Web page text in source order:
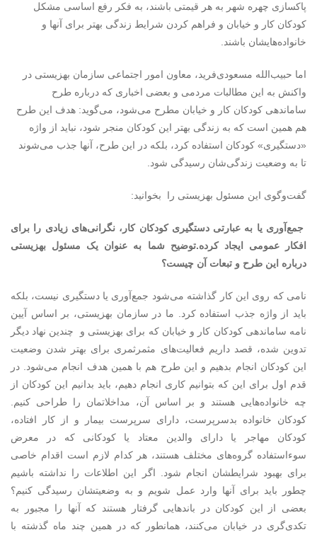
پاکسازی چهره شهر به هر قیمتی باشند، به فکر رفع اساسی مشکل
کودکان کار و خیابان و فراهم کردن شرایط زندگی بهتر برای آنها و
خانواده‌هایشان باشند.
اما حبیب‌الله مسعودی‌فرید، معاون امور اجتماعی سازمان بهزیستی در
واکنش به این مطالبات مردمی و بعضی اخباری که درباره طرح
ساماندهی کودکان کار و خیابان مطرح می‌شود، می‌گوید: هدف این طرح
هم همین است که به زندگی بهتر این کودکان منجر شود، نباید از واژه
«دستگیری» کودکان استفاده کرد، بلکه در این طرح، آنها جذب می‌شوند
تا به وضعیت زندگی‌شان رسیدگی شود.
گفت‌وگوی این مسئول بهزیستی را بخوانید:
جمع‌آوری یا به عبارتی دستگیری کودکان کار، نگرانی‌های زیادی را برای
افکار عمومی ایجاد کرده.توضیح شما به عنوان یک مسئول بهزیستی
درباره این طرح و تبعات آن چیست؟
نامی که روی این کار گذاشته می‌شود جمع‌آوری یا دستگیری نیست، بلکه
باید از واژه جذب استفاده کرد. ما در سازمان بهزیستی، بر اساس آیین
نامه ساماندهی کودکان کار و خیابان که برای بهزیستی و چندین نهاد دیگر
تدوین شده، قصد داریم فعالیت‌های مثمرثمری برای بهتر شدن وضعیت
این کودکان انجام بدهیم و این طرح هم با همین هدف انجام می‌شود. در
قدم اول برای این که بتوانیم کاری انجام دهیم، باید بدانیم این کودکان از
چه خانواده‌هایی هستند و بر اساس آن، مداخلاتمان را طراحی کنیم.
کودکان خانواده بدسرپرست، دارای سرپرست بیمار و از کار افتاده،
کودکان مهاجر یا دارای والدین معتاد یا کودکانی که در معرض
سوءاستفاده گروه‌های مختلف هستند، هر کدام لازم است اقدام خاصی
برای بهبود شرایطشان انجام شود. اگر این اطلاعات را نداشته باشیم
چطور باید برای آنها وارد عمل شویم و به وضعیتشان رسیدگی کنیم؟
بعضی از این کودکان در باندهایی گرفتار هستند که آنها را مجبور به
تکدی‌گری در خیابان می‌کنند، همانطور که در همین چند ماه گذشته با